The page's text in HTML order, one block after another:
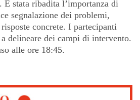
È stata ribadita l’importanza di
segnalazione dei problemi,
concrete. I partecipanti
delineare dei campi di intervento.
alle ore 18:45.